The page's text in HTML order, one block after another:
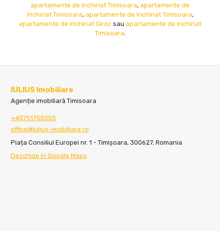
apartamente de închiriat Timisoara, apartamente de
închiriat Timisoara, apartamente de închiriat Timisoara,
apartamente de închiriat Giroc sau apartamente de închiriat
Timisoara
IULIUS Imobiliare
Agenție imobiliară Timisoara
+40751755055
office@iulius-imobiliare.ro
Piața Consiliul Europei nr. 1 - Timișoara, 300627, Romania
Deschide în Google Maps